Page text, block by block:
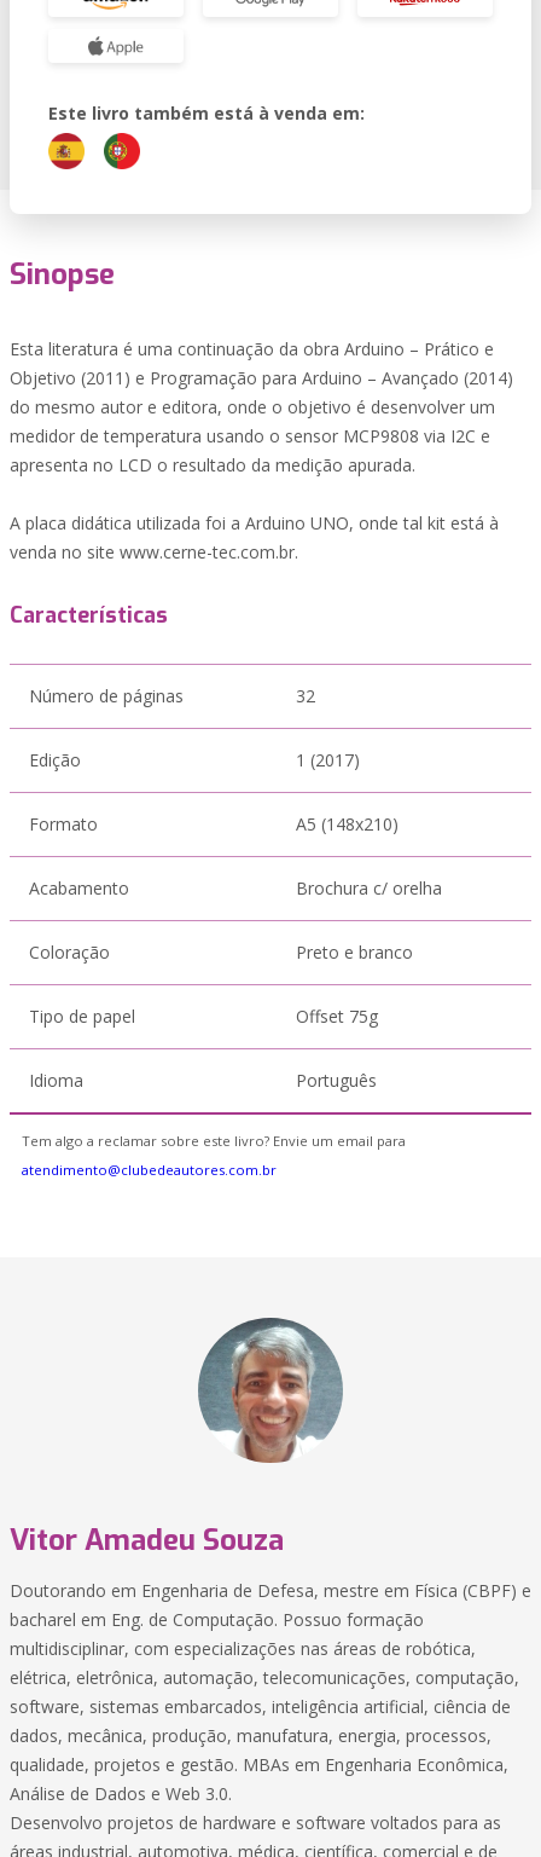
Este livro também está à venda em:
Sinopse
Esta literatura é uma continuação da obra Arduino – Prático e
Objetivo (2011) e Programação para Arduino – Avançado (2014)
do mesmo autor e editora, onde o objetivo é desenvolver um
medidor de temperatura usando o sensor MCP9808 via I2C e
apresenta no LCD o resultado da medição apurada.
A placa didática utilizada foi a Arduino UNO, onde tal kit está à
venda no site www.cerne-tec.com.br.
Características
Número de páginas 32
Edição 1 (2017)
Formato A5 (148x210)
Acabamento Brochura c/ orelha
Coloração Preto e branco
Tipo de papel Offset 75g
Idioma Português
Tem algo a reclamar sobre este livro? Envie um email para
atendimento@clubedeautores.com.br
Vitor Amadeu Souza
Doutorando em Engenharia de Defesa, mestre em Física (CBPF) e
bacharel em Eng. de Computação. Possuo formação
multidisciplinar, com especializações nas áreas de robótica,
elétrica, eletrônica, automação, telecomunicações, computação,
software, sistemas embarcados, inteligência artificial, ciência de
dados, mecânica, produção, manufatura, energia, processos,
qualidade, projetos e gestão. MBAs em Engenharia Econômica,
Análise de Dados e Web 3.0.
Desenvolvo projetos de hardware e software voltados para as
áreas industrial, automotiva, médica, científica, comercial e de